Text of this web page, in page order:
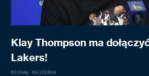
Klay Thompson ma
Lakers!
MICHAŁ KAJZEREK